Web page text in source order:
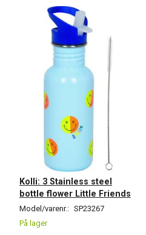
Kolli: 3 Stainless steel
bottle flower Little Friends
Model/varenr.: SP23267
På lager